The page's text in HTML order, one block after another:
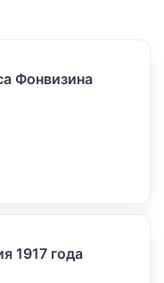
Фонвизина
1917 года